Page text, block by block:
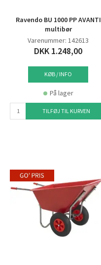
Ravendo BU 1000 PP AVANTI
multibør
Varenummer: 142613
DKK 1.248,00
KØB / INFO
På lager
TILFØJ TIL KURVEN